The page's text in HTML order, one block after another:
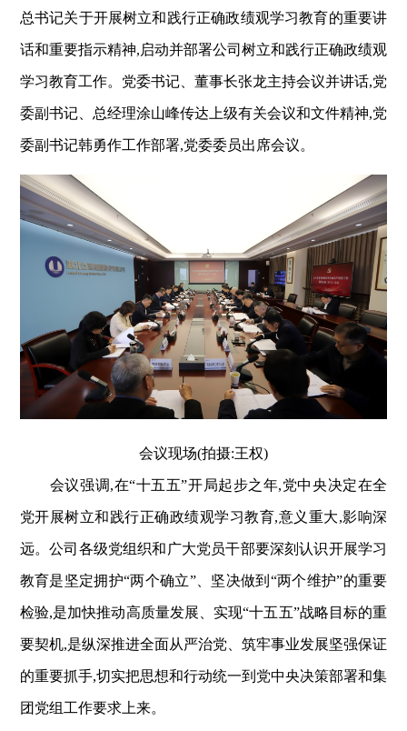
总书记关于开展树立和践行正确政绩观学习教育的重要讲
话和重要指示精神,启动并部署公司树立和践行正确政绩观
学习教育工作。党委书记、董事长张龙主持会议并讲话,党
委副书记、总经理涂山峰传达上级有关会议和文件精神,党
委副书记韩勇作工作部署,党委委员出席会议。
会议现场(拍摄:王权)
会议强调,在“十五五”开局起步之年,党中央决定在全
党开展树立和践行正确政绩观学习教育,意义重大,影响深
远。公司各级党组织和广大党员干部要深刻认识开展学习
教育是坚定拥护“两个确立”、坚决做到“两个维护”的重要
检验,是加快推动高质量发展、实现“十五五”战略目标的重
要契机,是纵深推进全面从严治党、筑牢事业发展坚强保证
的重要抓手,切实把思想和行动统一到党中央决策部署和集
团党组工作要求上来。